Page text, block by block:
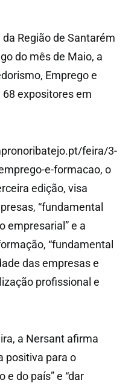
Região de Santarém
do mês de Maio, a
Emprego e
expositores em
feira/3-
e-formacao, o
edição, visa
“fundamental
empresarial” e a
“fundamental
das empresas e
profissional e
a Nersant afirma
positiva para o
do país” e “dar